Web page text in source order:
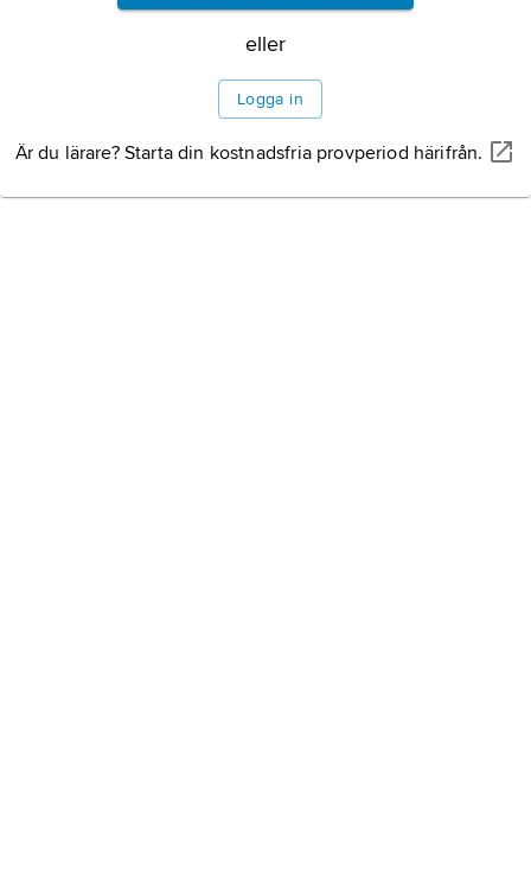
eller
Logga in
Är du lärare? Starta din kostnadsfria provperiod härifrån.